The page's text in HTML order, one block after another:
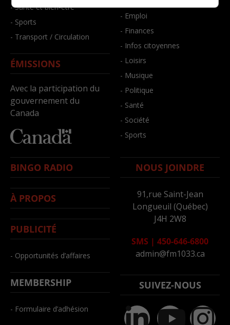
- Santé et bien-être
- Sports
- Transport / Circulation
ÉMISSIONS
Avec la participation du
gouvernement du
Canada
- Emploi
- Finances
- Infos citoyennes
- Loisirs
- Musique
- Politique
- Santé
- Société
- Sports
BINGO RADIO
À PROPOS
PUBLICITÉ
- Opportunités d’affaires
MEMBERSHIP
- Formulaire d’adhésion
NOUS JOINDRE
91,rue Saint-Jean
Longueuil (Québec)
J4H 2W8
SMS | 450-646-6800
admin@fm1033.ca
SUIVEZ-NOUS